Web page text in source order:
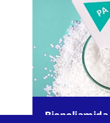
Biopoliamida